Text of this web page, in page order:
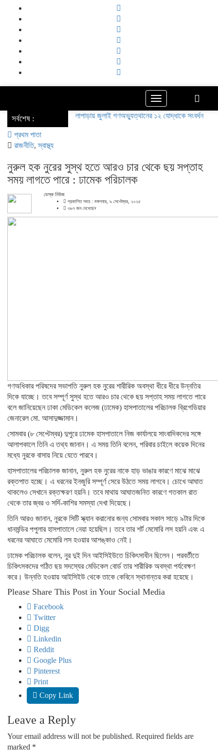
Toggle
navigation
‌ সর্বশেষ : কলাপাড়ায় জুলাই গণঅভ্যুত্থানের ১২ যোদ্ধাকে সংবর্ধনা
প্রথম পাতা
রাজনীতি,স্বাস্থ্য
নুরুল হক নুরের সুস্থ হতে আরও চার থেকে ছয় সপ্তাহ
সময় লাগতে পারে : ঢামেক পরিচালক
ডেস্ক নিউজ
প্রকাশিত সময় : মঙ্গলবার, ৯ সেপ্টেম্বর, ২০২৫
৩৬৭ জন দেখেছেন
গণঅধিকার পরিষদের সভাপতি নুরুল হক নুরের শারীরিক অবস্থা ধীরে ধীরে উন্নতির
দিকে যাচ্ছে। তবে সম্পূর্ণ সুস্থ হতে আরও চার থেকে ছয় সপ্তাহ সময় লাগতে পারে
বলে জানিয়েছেন ঢাকা মেডিকেল কলেজ (ঢামেক) হাসপাতালের পরিচালক ব্রিগেডিয়ার
জেনারেল মো. আসাদুজ্জামান।
সোমবার (৮ সেপ্টেম্বর) দুপুরে ঢামেক হাসপাতালে নিজ কার্যালয়ে সাংবাদিকদের সঙ্গে
আলাপকালে তিনি এ তথ্য জানান। এ সময় তিনি বলেন, পরিবার চাইলে কয়েক দিনের
মধ্যে নুরকে বাসায় নিয়ে যেতে পারবে।
হাসপাতালের পরিচালক জানান, নুরুল হক নুরের নাকে হাড় ভাঙার কারণে মাঝে মাঝে
রক্তপাত হচ্ছে। এ ধরনের ইনজুরি সম্পূর্ণ সেরে উঠতে সময় লাগবে। চোখে আঘাত
থাকলেও সেখানে রক্তক্ষরণ হয়নি। তবে মাথায় আঘাতজনিত কারণে গতকাল রাত
থেকে তার জ্বর ও সর্দি-কাশির সমস্যা দেখা দিয়েছে।
তিনি আরও জানান, নুরকে সিটি স্ক্যান করানোর জন্য সোমবার সকাল সাড়ে ৯টার দিকে
ধানমন্ডির পপুলার হাসপাতালে নেয়া হয়েছিল। তবে তার শর্ট মেমোরি লস হয়নি এবং এ
ধরনের আঘাতে মেমোরি লস হওয়ার আশঙ্কাও নেই।
ঢামেক পরিচালক বলেন, নুর দুই দিন আইসিইউতে চিকিৎসাধীন ছিলেন। পরবর্তীতে
চিকিৎসকদের গঠিত ছয় সদস্যের মেডিকেল বোর্ড তার শারীরিক অবস্থা পর্যবেক্ষণ
করে। উন্নতি হওয়ায় আইসিইউ থেকে তাকে কেবিনে স্থানান্তর করা হয়েছে।
Please Share This Post in Your Social Media
Facebook
Twitter
Digg
Linkedin
Reddit
Google Plus
Pinterest
Print
Copy Link
Leave a Reply
Your email address will not be published. Required fields are
marked *